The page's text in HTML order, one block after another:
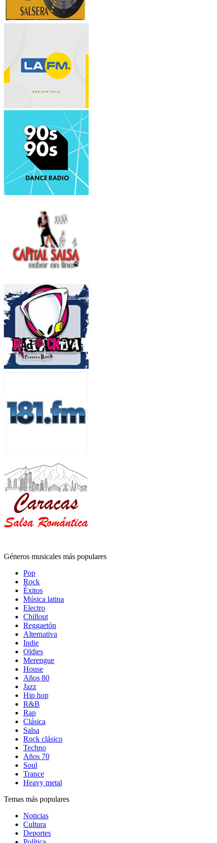
Géneros musicales más populares
Pop
Rock
Éxitos
Música latina
Electro
Chillout
Reggaetón
Alternativa
Indie
Oldies
Merengue
House
Años 80
Jazz
Hip hop
R&B
Rap
Clásica
Salsa
Rock clásico
Techno
Años 70
Soul
Trance
Heavy metal
Temas más populares
Noticias
Cultura
Deportes